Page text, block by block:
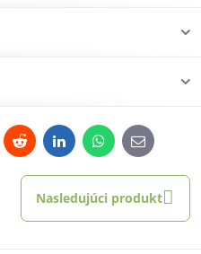
RedditLinkedInWhatsApp
E-
mail
Nasledujúci produkt